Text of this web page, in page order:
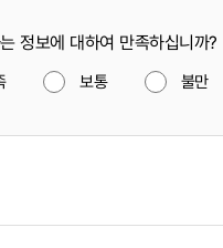
정보에 대하여 만족하십니까?
보통 불만